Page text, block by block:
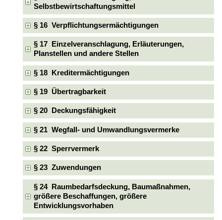
Selbstbewirtschaftungsmittel
§ 16 Verpflichtungsermächtigungen
§ 17 Einzelveranschlagung, Erläuterungen,
Planstellen und andere Stellen
§ 18 Kreditermächtigungen
§ 19 Übertragbarkeit
§ 20 Deckungsfähigkeit
§ 21 Wegfall- und Umwandlungsvermerke
§ 22 Sperrvermerk
§ 23 Zuwendungen
§ 24 Raumbedarfsdeckung, Baumaßnahmen,
größere Beschaffungen, größere
Entwicklungsvorhaben